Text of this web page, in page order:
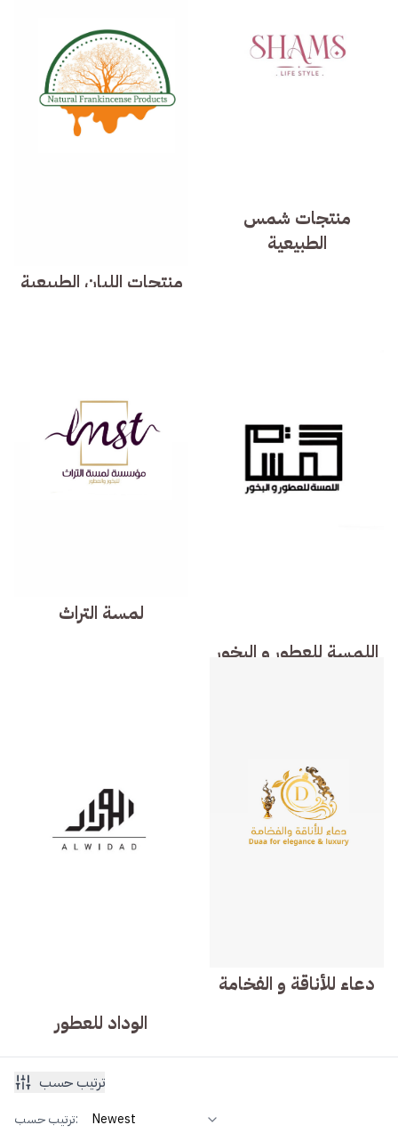
منتجات شمس
الطبيعية
منتجات اللبان الطبيعية
اللمسة للعطور و البخور
لمسة التراث
دعاء للأناقة و الفخامة
الوداد للعطور
ترتيب حسب
ترتيب حسب: